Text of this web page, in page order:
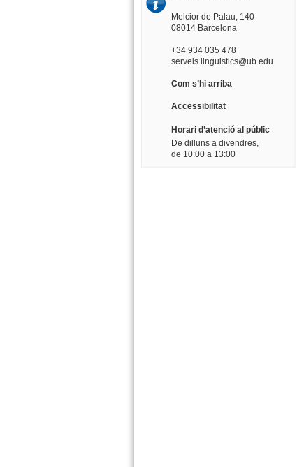
Melcior de Palau, 140
08014 Barcelona
+34 934 035 478
serveis.linguistics@ub.edu
Com s’hi arriba
Accessibilitat
Horari d’atenció al públic
De dilluns a divendres,
de 10:00 a 13:00